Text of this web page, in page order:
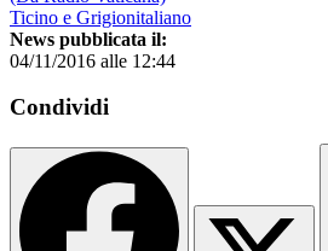
Ticino e Grigionitaliano
News pubblicata il:
04/11/2016 alle 12:44
Condividi